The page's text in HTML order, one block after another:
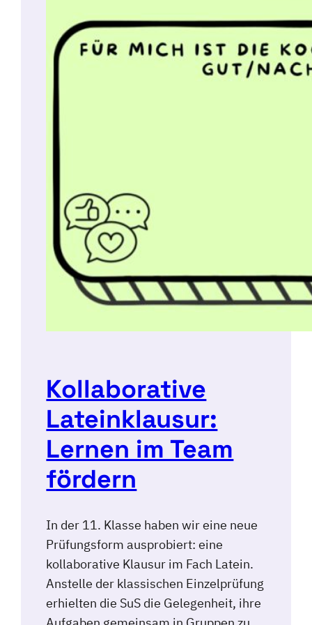
Kollaborative
Lateinklausur:
Lernen im Team
fördern
In der 11. Klasse haben wir eine neue
Prüfungsform ausprobiert: eine
kollaborative Klausur im Fach Latein.
Anstelle der klassischen Einzelprüfung
erhielten die SuS die Gelegenheit, ihre